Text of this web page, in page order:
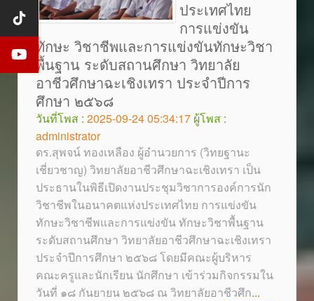
ประเทศไทย
การแข่งขัน
ทักษะ วิชาชีพและการแข่งขันทักษะวิชา
พื้นฐาน ระดับสถานศึกษา วิทยาลัย
อาชีวศึกษาฉะเชิงเทรา ประจำปีการ
ศึกษา ๒๕๖๘
วันที่โพส : 2025-09-24 05:34:17 ผู้โพส :
administrator
ดร.สุพจน์ ทองเหลือง ผู้อำนวยการ (วิทยฐานะ
เชี่ยวชาญ) วิทยาลัยอาชีวศึกษาฉะเชิงเทรา เป็น
ประธานในพิธีเปิดงานประชุมวิชาการองค์การนัก
วิชาชีพในอนาคตแห่งประเทศไทย การแข่งขัน
ทักษะวิชาชีพและการแข่งขัน ทักษะวิชาพื้นฐาน
ระดับสถานศึกษา วิทยาลัยอาชีวศึกษาฉะเชิงเทรา
ประจำปีการศึกษา ๒๕๖๘ โดยมีคณะผู้บริหาร
คณะครูและนักเรียน นักศึกษา เข้าร่วมกิจกรรมใน
วันที่ ๑๘ กันยายน ๒๕๖๘ ณ วิทยาลัยอาชีวศึก...